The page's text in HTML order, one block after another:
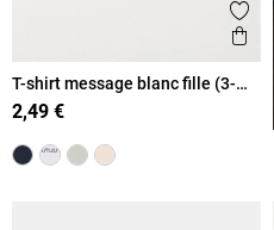
T-shirt message blanc fille (3-
36M)
2,49 €